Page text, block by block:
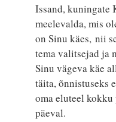
Issand, kuningate
meelevalda, mis
on Sinu käes, nii
tema valitsejad ja
Sinu vägeva käe
täita, õnnistuseks
oma eluteel kokku
päeval.